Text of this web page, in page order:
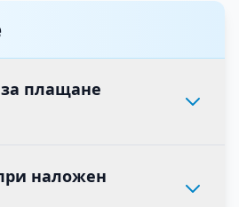
плащане
наложен